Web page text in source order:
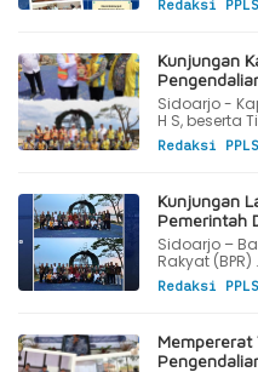
Redaksi PPLS
Kunjungan
Sidoarjo -
H S, beserta
Redaksi PPLS
Kunjungan
Pemerintah
Sidoarjo –
Rakyat (BPR)
Redaksi PPLS
Mempererat